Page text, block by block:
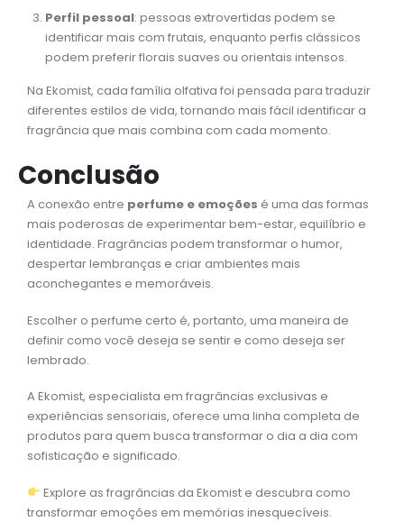
Perfil pessoal: pessoas extrovertidas podem se
identificar mais com frutais, enquanto perfis clássicos
podem preferir florais suaves ou orientais intensos.
Na Ekomist, cada família olfativa foi pensada para traduzir
diferentes estilos de vida, tornando mais fácil identificar a
fragrância que mais combina com cada momento.
Conclusão
A conexão entre perfume e emoções é uma das formas
mais poderosas de experimentar bem-estar, equilíbrio e
identidade. Fragrâncias podem transformar o humor,
despertar lembranças e criar ambientes mais
aconchegantes e memoráveis.
Escolher o perfume certo é, portanto, uma maneira de
definir como você deseja se sentir e como deseja ser
lembrado.
A Ekomist, especialista em fragrâncias exclusivas e
experiências sensoriais, oferece uma linha completa de
produtos para quem busca transformar o dia a dia com
sofisticação e significado.
Explore as fragrâncias da Ekomist e descubra como
transformar emoções em memórias inesquecíveis.